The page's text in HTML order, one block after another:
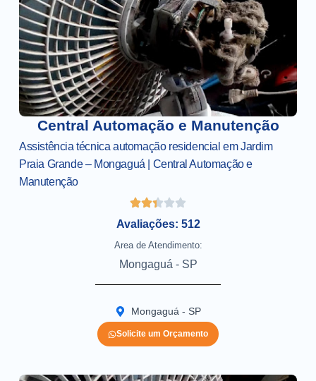
Central Automação e Manutenção
Assistência técnica automação residencial em Jardim
Praia Grande – Mongaguá | Central Automação e
Manutenção
Avaliações: 512
Area de Atendimento:
Mongaguá - SP
Mongaguá - SP
Solicite um Orçamento